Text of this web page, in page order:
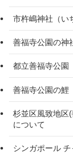
市杵嶋神社（い
善福寺公園の神
都立善福寺公
善福寺公園の鯉
杉並区風致地区
について
シンガポール